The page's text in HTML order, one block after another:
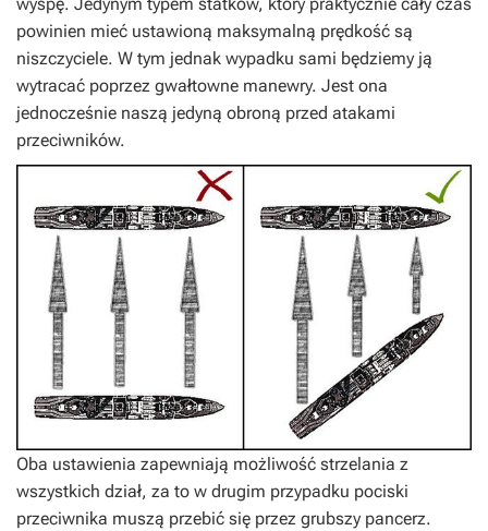
powinien mieć ustawioną maksymalną prędkość są
niszczyciele. W tym jednak wypadku sami będziemy ją
wytracać poprzez gwałtowne manewry. Jest ona
jednocześnie naszą jedyną obroną przed atakami
przeciwników.
Oba ustawienia zapewniają możliwość strzelania z
wszystkich dział, za to w drugim przypadku pociski
przeciwnika muszą przebić się przez grubszy pancerz.